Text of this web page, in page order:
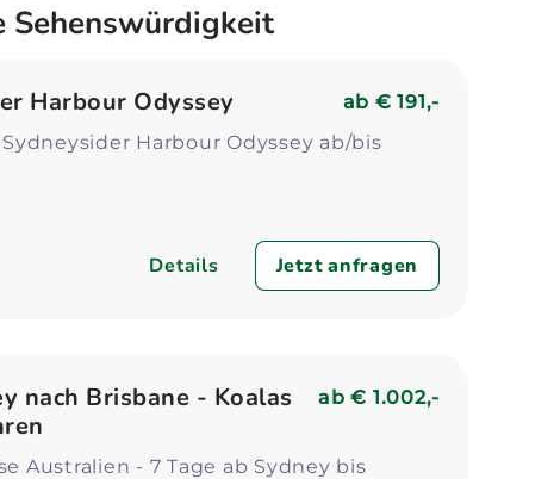
Sehenswürdigkeit
Harbour Odyssey ab € 191,-
Harbour Odyssey ab/bis
Details Jetzt anfragen
nach Brisbane - Koalas
ab€ 1.002,-
Australien - 7 Tage ab Sydney bis